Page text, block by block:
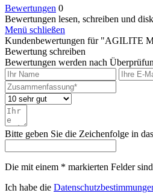
Bewertungen 0
Bewertungen lesen, schreiben und
Menü schließen
Kundenbewertungen für "AGILITE
Bewertung schreiben
Bewertungen werden nach
Bitte geben Sie die Zeichenfolge in
Die mit einem * markierten Felder
Ich habe die